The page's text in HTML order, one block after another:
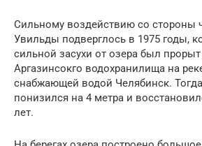
Сильному воздействию со стороны
Увильды подверглось в 1975 годы,
сильной засухи от озера был
Аргазинсокго водохранилища на
снабжающей водой Челябинск.
понизился на 4 метра и
лет.